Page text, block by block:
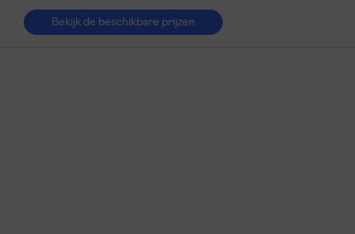
Bekijk de beschikbare prijzen